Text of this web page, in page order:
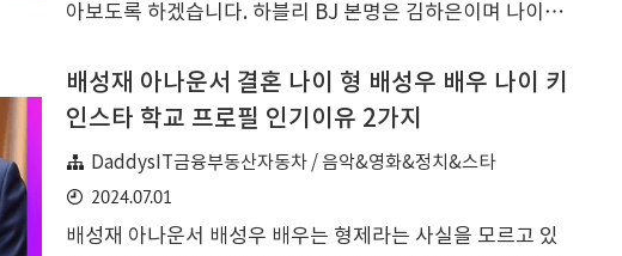
액형은 O형이며 병역은 1978년 세계청소년야구 선수권..
아보도록 하겠습니다. 하블리 BJ 본명은 김하은이며 나이는
m, 몸무게 55kg이며 MBTI는 INFP입니다. 가족으로는 부
모님과 언니가 있으며 첫 데뷔는 2019년 1월 1일 afreecaT
트입니다. 스타피쉬 엔터소속 방송인들로는 감스트와 공개
결혼을 하기로 했다가 결별을 하게 된 대구 출신 뚜밥, 본명
강민지의 김빵귤, 본명 정해성의 저라뎃 외 준밧드, 염보성,
배성재 아나운서 결혼 나이 형 배성우 배우 나이 키
인스타 학교 프로필 인기이유 2가지
DaddysIT금융부동산자동차 / 음악&영화&정치&스타
2024.07.01
배성재 아나운서 배성우 배우는 형제라는 사실을 모르고 있